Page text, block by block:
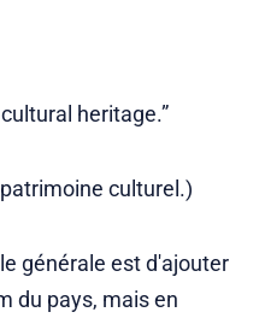
heritage.”
culturel.)
générale est d'ajouter
du pays, mais en